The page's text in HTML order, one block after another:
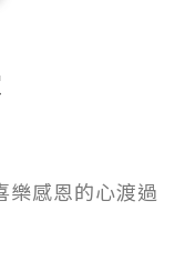
樂感恩的心渡過